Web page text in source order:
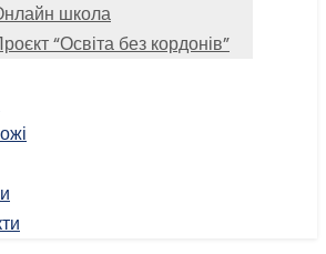
школа
“Освіта без кордонів”